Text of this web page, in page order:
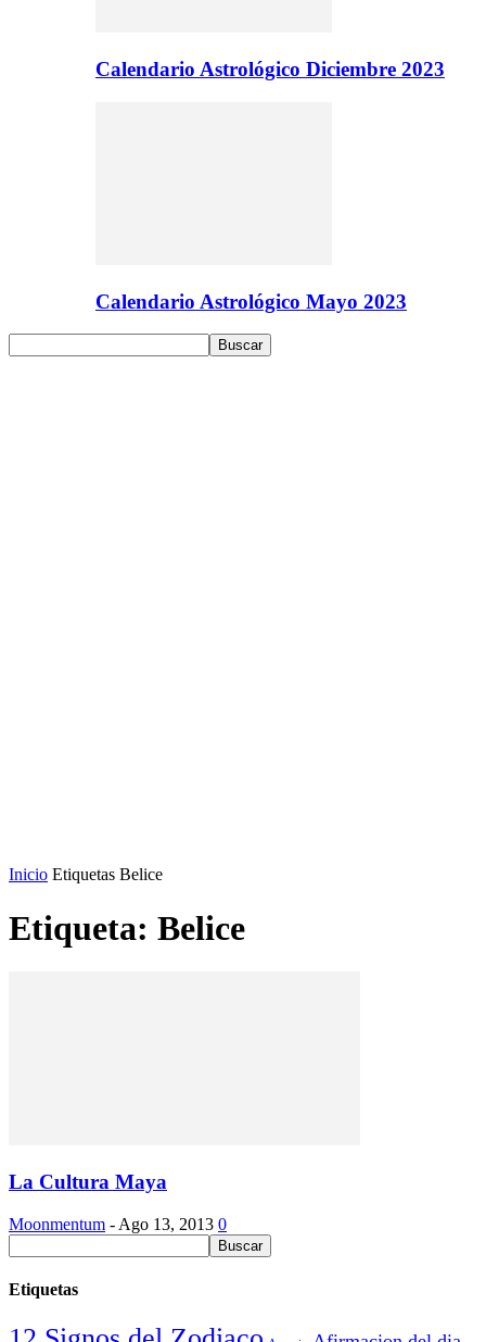
Calendario Astrológico Diciembre 2023
Calendario Astrológico Mayo 2023
Inicio Etiquetas Belice
Etiqueta: Belice
La Cultura Maya
Moonmentum - Ago 13, 2013 0
Etiquetas